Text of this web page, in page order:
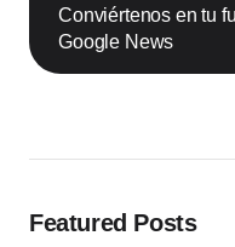
Conviértenos en tu
Google News
Featured Posts